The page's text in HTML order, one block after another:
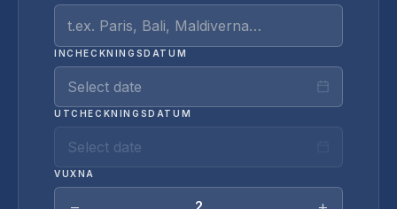
INCHECKNINGSDATUM
Select date
UTCHECKNINGSDATUM
Select date
VUXNA
2